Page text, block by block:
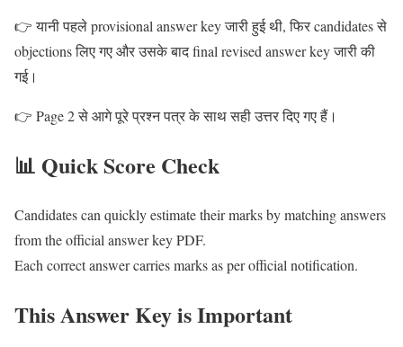
👉 यानी पहले provisional answer key जारी हुई थी, फिर candidates से
objections लिए गए और उसके बाद final revised answer key जारी की
गई।
👉 Page 2 से आगे पूरे प्रश्न पत्र के साथ सही उत्तर दिए गए हैं।
📊 Quick Score Check
Candidates can quickly estimate their marks by matching answers
from the official answer key PDF.
Each correct answer carries marks as per official notification.
This Answer Key is Important